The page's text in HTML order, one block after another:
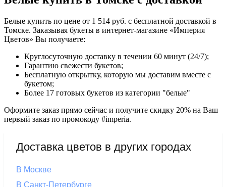
Белые купить по цене от 1 514 руб. с бесплатной доставкой в
Томске. Заказывая букеты в интернет-магазине «Империя
Цветов» Вы получаете:
Круглосуточную доставку в течении 60 минут (24/7);
Гарантию свежести букетов;
Бесплатную открытку, которую мы доставим вместе с
букетом;
Более 17 готовых букетов из категории "белые"
Оформите заказ прямо сейчас и получите скидку 20% на Ваш
первый заказ по промокоду #imperia.
Доставка цветов в других городах
В Москве
В Санкт-Петербурге